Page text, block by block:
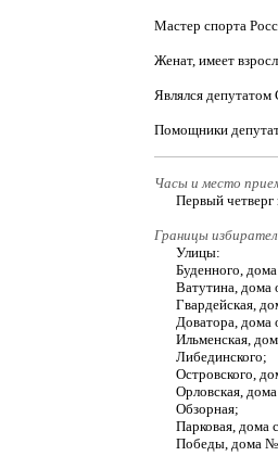
Мастер спорта
Женат, имеет
Являлся депутатом
Помощники
Часы и место
Первый
Границы
Улицы:
Буденного,
Ватутина,
Гвардейская,
Доватора,
Ильменская,
Либединского;
Островского,
Орловская,
Обзорная;
Парковая,
Победы, дома №